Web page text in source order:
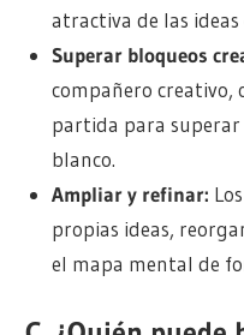
atractiva de las ideas
Superar bloqueos
compañero creativo,
partida para superar
blanco.
Ampliar y refinar:
propias ideas,
el mapa mental de